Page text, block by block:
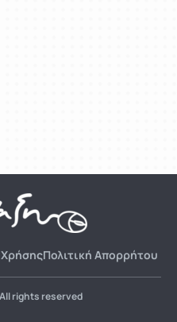
Πολιτική Απορρήτου
rights reserved